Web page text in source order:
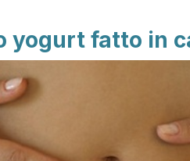
yogurt fatto in